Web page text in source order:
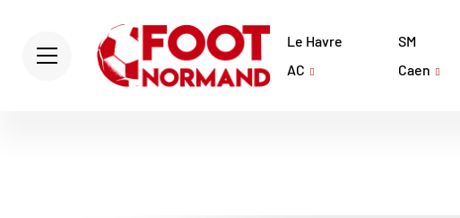
Le Havre
AC
SM
Caen